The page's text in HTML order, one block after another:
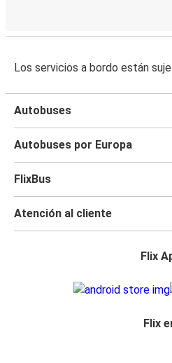
Los servicios a bordo están
Autobuses
Autobuses por Europa
FlixBus
Atención al cliente
Flix
Flix